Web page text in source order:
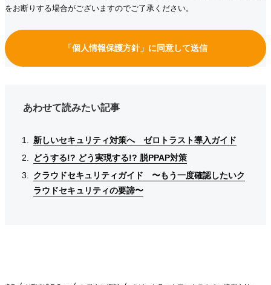
をお断りする場合がございますのでご了承ください。
「個人情報保護方針」に同意して送信
あわせて読みたい記事
新しいセキュリティ対策へ ゼロトラスト導入ガイド
新しいセキュリティ対策へ ゼロトラスト導入ガイド
新しいセキュリティ対策へ ゼロトラスト導入ガイド
どうする!? どう実現する!? 脱PPAP対策
どうする!? どう実現する!? 脱PPAP対策
どうする!? どう実現する!? 脱PPAP対策
クラウドセキュリティガイド 〜もう一度確認したいク
ラウドセキュリティの要諦〜
クラウドセキュリティガイド 〜もう一度確認したいク
ラウドセキュリティの要諦〜
クラウドセキュリティガイド 〜もう一度確認したいク
ラウドセキュリティの要諦〜